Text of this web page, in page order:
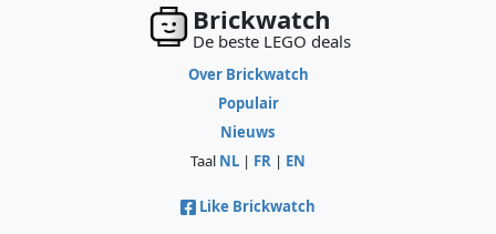
Brickwatch
De beste LEGO deals
Over Brickwatch
Populair
Nieuws
Taal NL | FR | EN
Like Brickwatch